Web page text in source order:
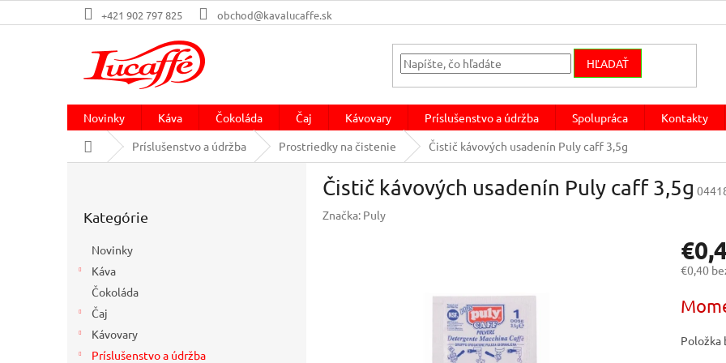
na
+421 902 797 825 obchod@kavalucaffe.sk
HĽADAŤ
Novinky Káva Čokoláda Čaj Kávovary Príslušenstvo a údržba Spolupráca Kontakty
DomovPríslušenstvo a údržba Prostriedky na čistenie Čistič kávových usadenín Puly caff 3,5g
kategórie
Kategórie
Novinky
Káva
Čokoláda
Čaj
Kávovary
Príslušenstvo a údržba
Čistič kávových usadenín Puly caff 3,5g
Značka: Puly
€0,40
cena:
Položka